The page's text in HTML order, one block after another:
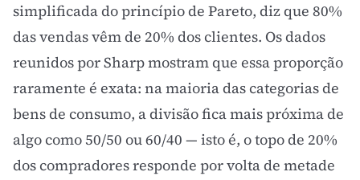
simplificada doprincípio de Pareto, diz que 80%
das vendas vêm de 20% dos clientes. Os dados
reunidos por Sharp mostram que essa proporção
raramente é exata: na maioria das categorias de
bens de consumo, a divisão fica mais próxima de
algo como 50/50 ou 60/40 — isto é, o topo de 20%
dos compradores responde por volta de metade